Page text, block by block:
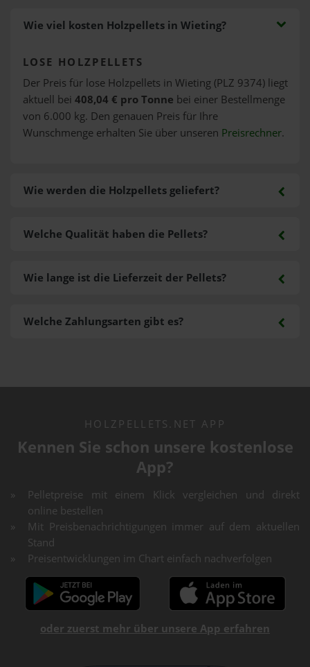
Wie viel kosten Holzpellets in Wieting?
LOSE HOLZPELLETS
Der Preis für lose Holzpellets in Wieting (PLZ 9374) liegt
aktuell bei 408,04 € pro Tonne bei einer Bestellmenge
von 6.000 kg. Den genauen Preis für Ihre
Wunschmenge erhalten Sie über unseren Preisrechner.
Wie werden die Holzpellets geliefert?
Welche Zahlungsarten gibt es?
Welche Qualität haben die Pellets?
Wie lange ist die Lieferzeit der Pellets?
HOLZPELLETS.NET APP
Kennen Sie schon unsere kostenlose
App?
Pelletpreise mit einem Klick vergleichen und direkt
online bestellen
Mit Preisbenachrichtigungen immer auf dem aktuellen
Stand
Preisentwicklungen im Chart einfach nachverfolgen
oder zuerst mehr über unsere App erfahren